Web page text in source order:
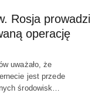
Rosja prowadzi
operację
uważało, że
jest przede
środowisk…